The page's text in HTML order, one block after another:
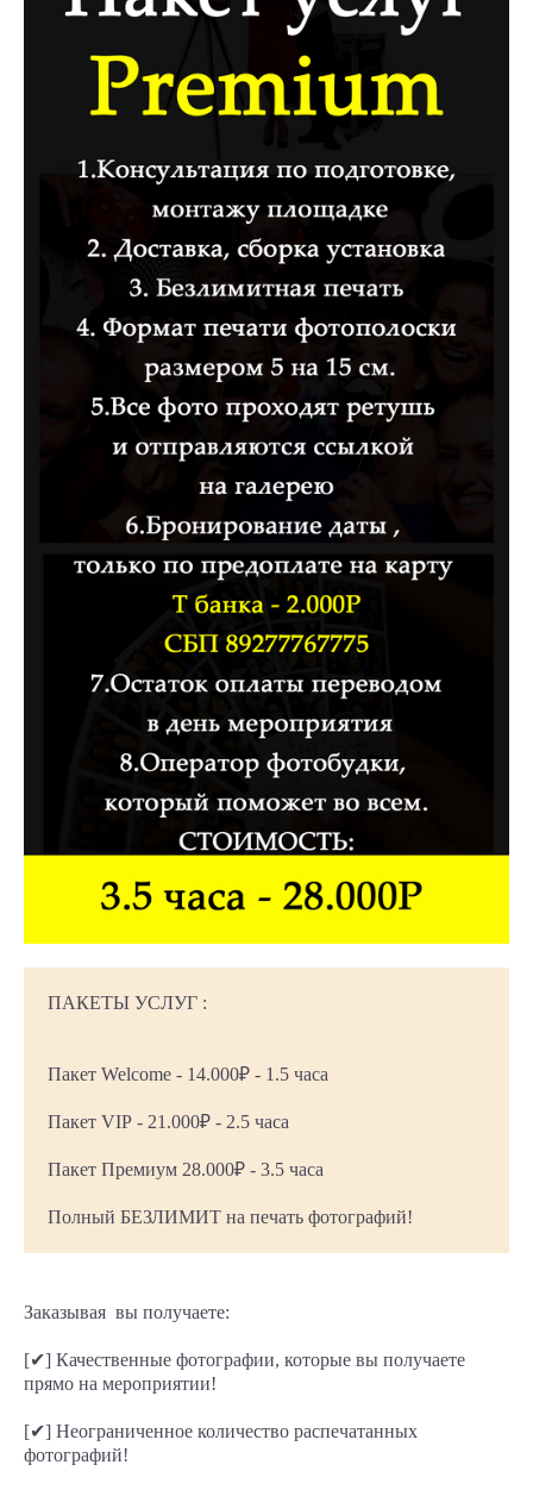
ПАКЕТЫ УСЛУГ :
Пакет Welcome - 14.000₽ - 1.5 часа
Пакет VIP - 21.000₽ - 2.5 часа
Пакет Премиум 28.000₽ - 3.5 часа
Полный БЕЗЛИМИТ на печать фотографий!
Заказывая вы получаете:
[✔] Качественные фотографии, которые вы получаете
прямо на мероприятии!
[✔] Неограниченное количество распечатанных
фотографий!